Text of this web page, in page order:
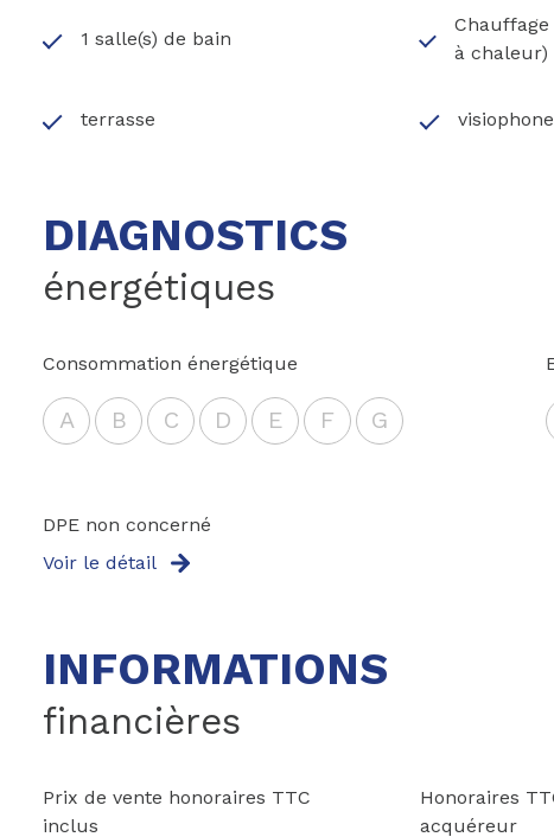
1 salle(s) de bain
à chaleur)
terrasse visiophone
DIAGNOSTICS
énergétiques
Consommation énergétique
A B C D E F G
DPE non concerné
Voir le détail
INFORMATIONS
financières
Prix de vente honoraires TTC
inclus
Honoraires
acquéreur